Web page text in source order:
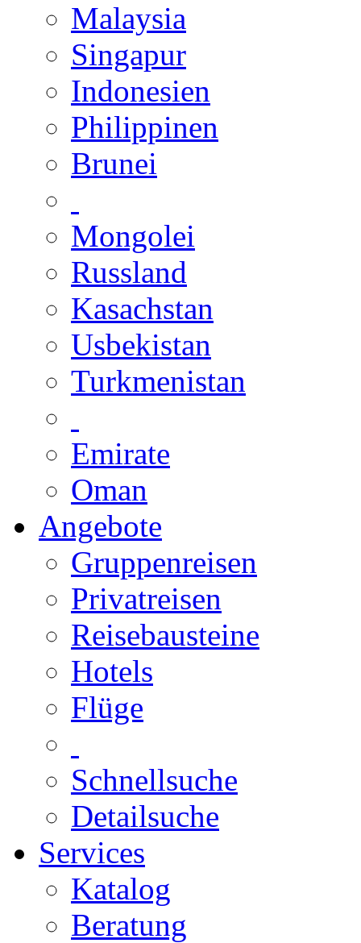
Malaysia
Singapur
Indonesien
Philippinen
Brunei
Mongolei
Russland
Kasachstan
Usbekistan
Turkmenistan
Emirate
Oman
Angebote
Gruppenreisen
Privatreisen
Reisebausteine
Hotels
Flüge
Schnellsuche
Detailsuche
Services
Katalog
Beratung